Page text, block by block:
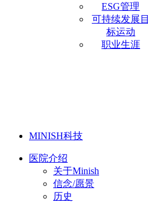
ESG管理
可持续发展目
标运动
职业生涯
MINISH科技
医院介绍
关于Minish
信念/愿景
历史